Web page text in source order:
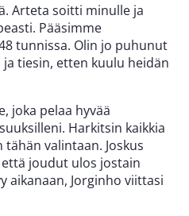
Arteta soitti minulle ja
Pääsimme
tunnissa. Olin jo puhunut
tiesin, etten kuulu heidän
joka pelaa hyvää
Harkitsin kaikkia
valintaan. Joskus
joudut ulos jostain
aikanaan, Jorginho viittasi